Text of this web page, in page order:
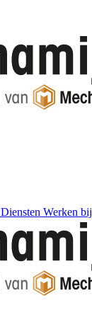
Diensten Werken bij